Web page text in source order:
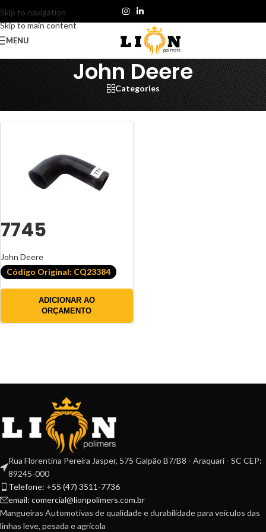
Skip to navigation
Skip to main content
MENU
John Deere
Categories
Linha Agrícola John Deere
7745
John Deere
Código Original: CQ23384
ADICIONAR AO
ORÇAMENTO
Rua Florentina Pereira Jasper, 575 Galpão B7/B8 - Araquari - SC CEP:
89245-000
Telefone: +55 (47) 3511-7736
email: comercial@lionpolimers.com.br
Mangueiras Automotivas de qualidade e durabilidade para veículos das
linhas leve, pesada e agrícola